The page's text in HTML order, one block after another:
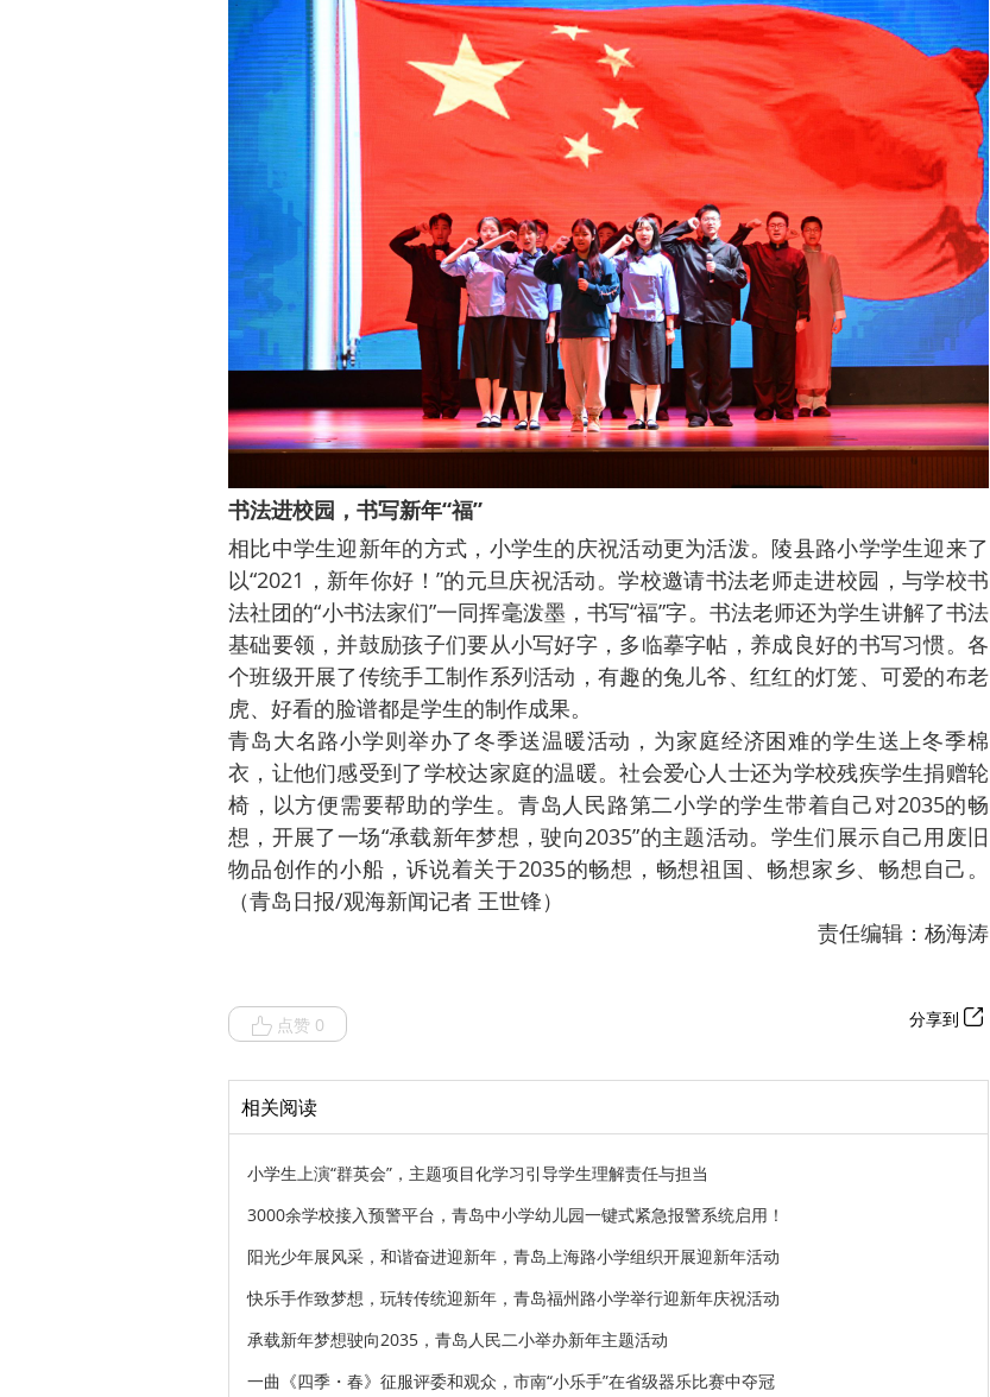
书法进校园，书写新年“福”
相比中学生迎新年的方式，小学生的庆祝活动更为活泼。陵县路小学学生迎来了
以“2021，新年你好！”的元旦庆祝活动。学校邀请书法老师走进校园，与学校书
法社团的“小书法家们”一同挥毫泼墨，书写“福”字。书法老师还为学生讲解了书法
基础要领，并鼓励孩子们要从小写好字，多临摹字帖，养成良好的书写习惯。各
个班级开展了传统手工制作系列活动，有趣的兔儿爷、红红的灯笼、可爱的布老
虎、好看的脸谱都是学生的制作成果。
青岛大名路小学则举办了冬季送温暖活动，为家庭经济困难的学生送上冬季棉
衣，让他们感受到了学校达家庭的温暖。社会爱心人士还为学校残疾学生捐赠轮
椅，以方便需要帮助的学生。青岛人民路第二小学的学生带着自己对2035的畅
想，开展了一场“承载新年梦想，驶向2035”的主题活动。学生们展示自己用废旧
物品创作的小船，诉说着关于2035的畅想，畅想祖国、畅想家乡、畅想自己。
（青岛日报/观海新闻记者 王世锋）
责任编辑：杨海涛
点赞 0 分享到
相关阅读
小学生上演“群英会”，主题项目化学习引导学生理解责任与担当
3000余学校接入预警平台，青岛中小学幼儿园一键式紧急报警系统启用！
阳光少年展风采，和谐奋进迎新年，青岛上海路小学组织开展迎新年活动
快乐手作致梦想，玩转传统迎新年，青岛福州路小学举行迎新年庆祝活动
承载新年梦想驶向2035，青岛人民二小举办新年主题活动
一曲《四季・春》征服评委和观众，市南“小乐手”在省级器乐比赛中夺冠